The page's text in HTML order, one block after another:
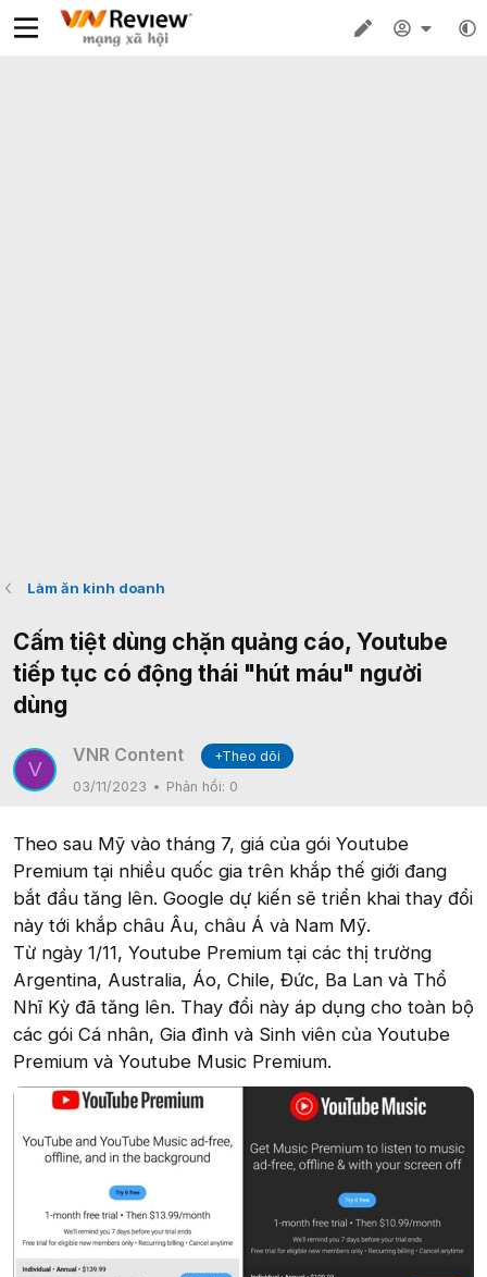
Làm ăn kinh doanh
Cấm tiệt dùng chặn quảng cáo, Youtube
tiếp tục có động thái "hút máu" người
dùng
V
VNR Content
+Theo dõi
03/11/2023
Phản hồi: 0
Theo sau Mỹ vào tháng 7, giá của gói Youtube
Premium tại nhiều quốc gia trên khắp thế giới đang
bắt đầu tăng lên. Google dự kiến sẽ triển khai thay đổi
này tới khắp châu Âu, châu Á và Nam Mỹ.
Từ ngày 1/11, Youtube Premium tại các thị trường
Argentina, Australia, Áo, Chile, Đức, Ba Lan và Thổ
Nhĩ Kỳ đã tăng lên. Thay đổi này áp dụng cho toàn bộ
các gói Cá nhân, Gia đình và Sinh viên của Youtube
Premium và Youtube Music Premium.